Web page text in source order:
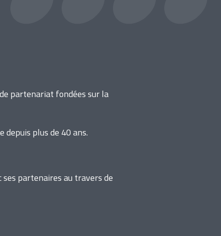
partenariat fondées sur la
depuis plus de 40 ans.
partenaires au travers de